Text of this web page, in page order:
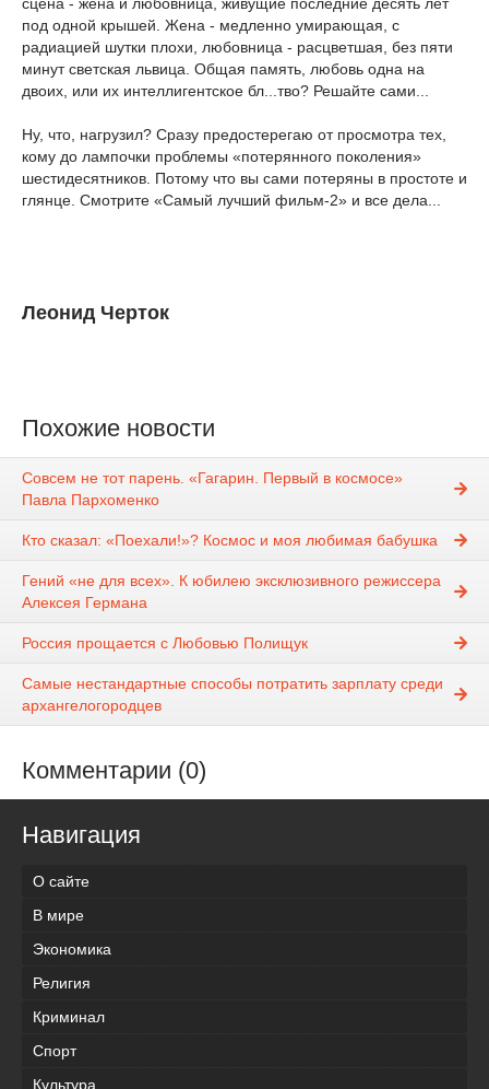
под одной крышей. Жена - медленно умирающая, с
радиацией шутки плохи, любовница - расцветшая, без пяти
минут светская львица. Общая память, любовь одна на
двоих, или их интеллигентское бл...тво? Решайте сами...
Ну, что, нагрузил? Сразу предостерегаю от просмотра тех,
кому до лампочки проблемы «потерянного поколения»
шестидесятников. Потому что вы сами потеряны в простоте и
глянце. Смотрите «Самый лучший фильм-2» и все дела...
Леонид Черток
Похожие новости
Совсем не тот парень. «Гагарин. Первый в космосе»
Павла Пархоменко
Кто сказал: «Поехали!»? Космос и моя любимая бабушка
Гений «не для всех». К юбилею эксклюзивного режиссера
Алексея Германа
Россия прощается с Любовью Полищук
Самые нестандартные способы потратить зарплату среди
архангелогородцев
Комментарии (0)
Навигация
О сайте
В мире
Экономика
Религия
Криминал
Спорт
Культура